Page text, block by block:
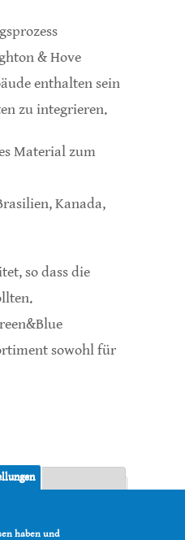
& Hove
enthalten sein
zu integrieren.
Material zum
Kanada,
so dass die
sowohl für
haben und